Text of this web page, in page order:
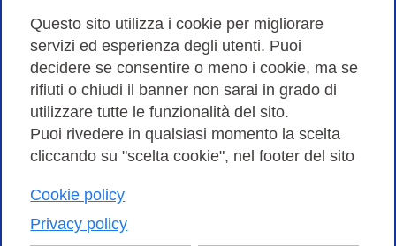
Questo sito utilizza i cookie per migliorare
servizi ed esperienza degli utenti. Puoi
decidere se consentire o meno i cookie, ma se
rifiuti o chiudi il banner non sarai in grado di
utilizzare tutte le funzionalità del sito.
Puoi rivedere in qualsiasi momento la scelta
cliccando su "scelta cookie", nel footer del sito
Cookie policy
Privacy policy
Amministrazione trasparente
Bandi di Gara
Consortium GARR - Via dei Tizii, 6 - 00185 Roma | Tel.
| CF 97284570583 – PI 07577141000 | Codice
Destinatario 7EU9KEU |